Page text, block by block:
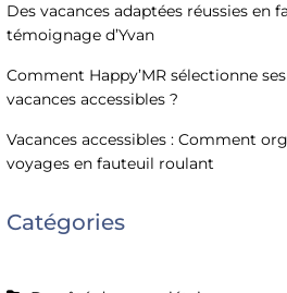
Des vacances adaptées réussies en
témoignage d’Yvan
Comment Happy’MR sélectionne
vacances accessibles ?
Vacances accessibles : Comment
voyages en fauteuil roulant
Catégories